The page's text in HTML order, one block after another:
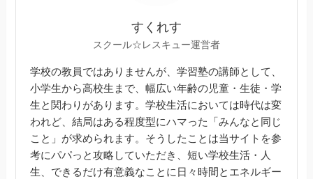
すくれす
スクール☆レスキュー運営者
学校の教員ではありませんが、学習塾の講師として、
小学生から高校生まで、幅広い年齢の児童・生徒・学
生と関わりがあります。学校生活においては時代は変
われど、結局はある程度型にハマった「みんなと同じ
こと」が求められます。そうしたことは当サイトを参
考にパパっと攻略していただき、短い学校生活・人
生、できるだけ有意義なことに日々時間とエネルギー